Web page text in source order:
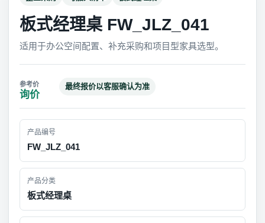
板式经理桌 FW_JLZ_041
适用于办公空间配置、补充采购和项目型家具选型。
询价
最终报价以客服确认为准
产品编号
FW_JLZ_041
产品分类
板式经理桌